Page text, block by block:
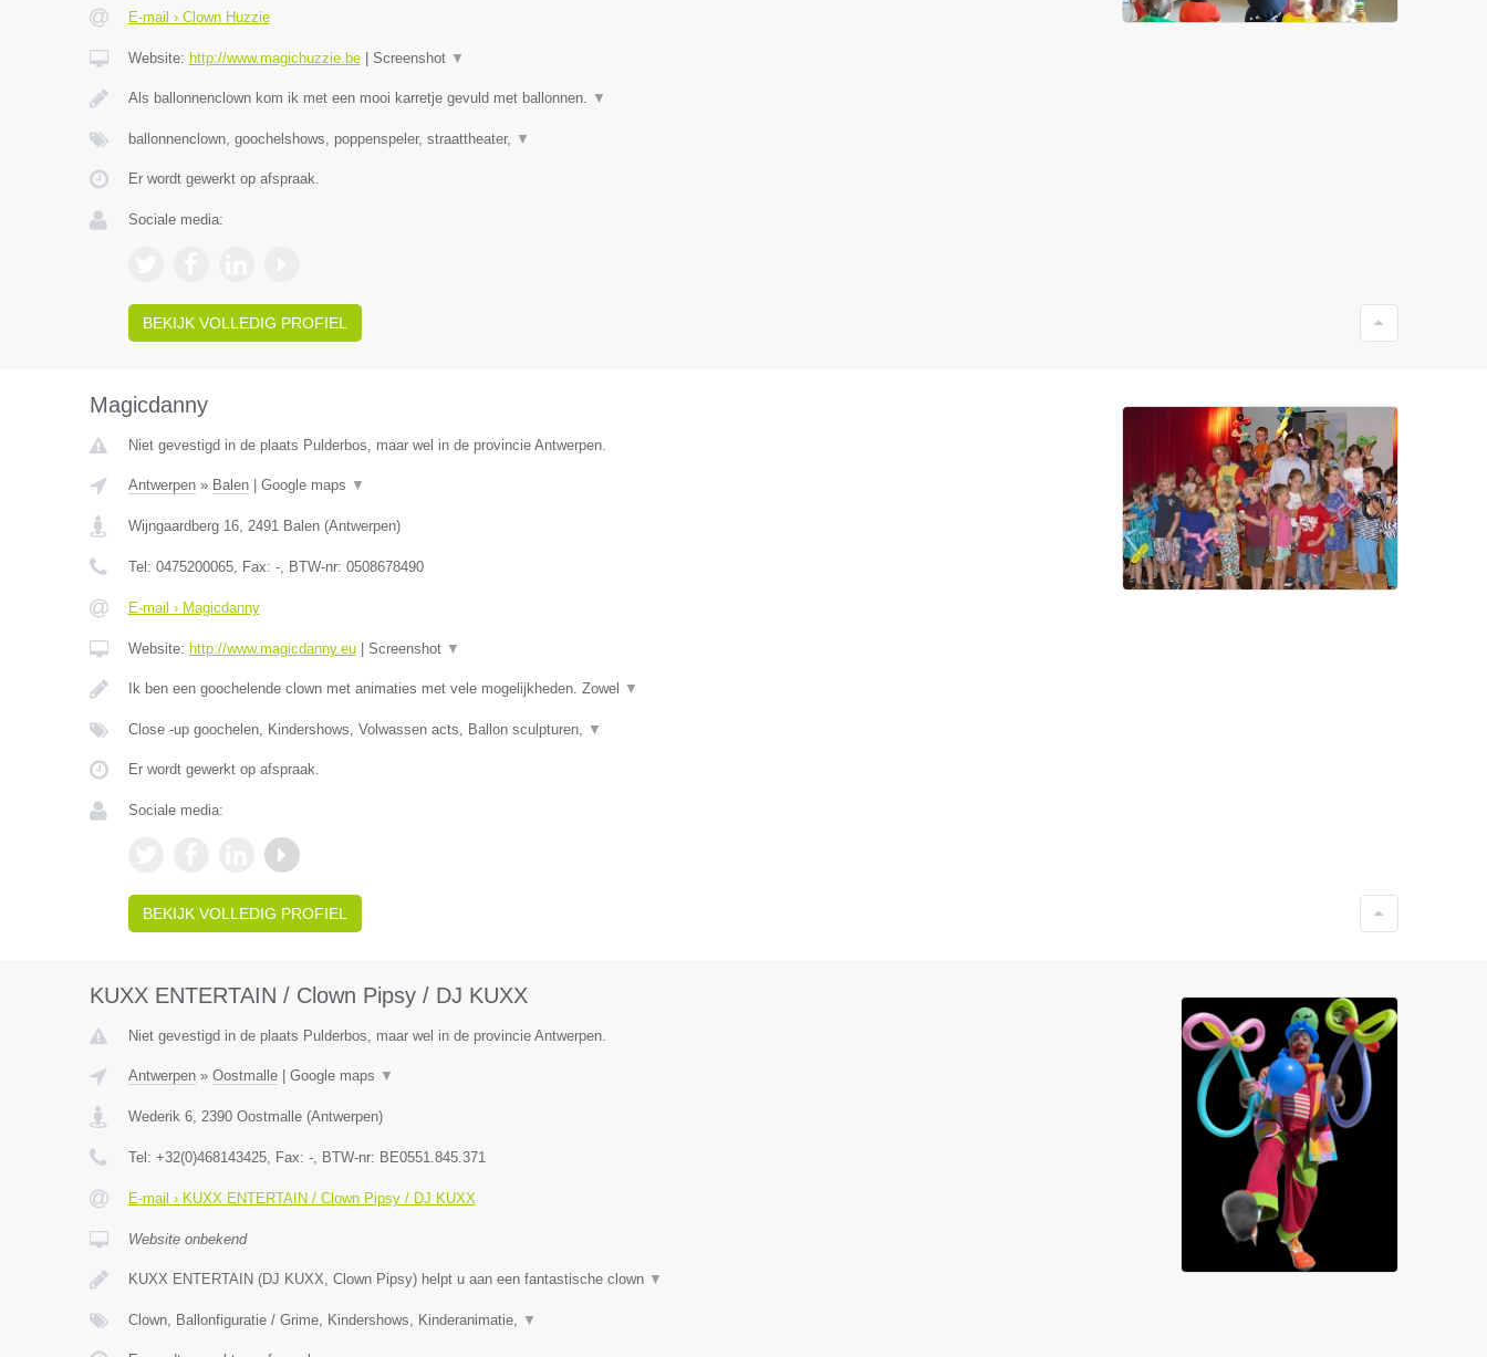
E-mail › Clown Huzzie
Website: http://www.magichuzzie.be| Screenshot ▼
Als ballonnenclown kom ik met een mooi karretje gevuld met ballonnen. ▼
ballonnenclown, goochelshows, poppenspeler, straattheater, ▼
Er wordt gewerkt op afspraak.
Sociale media:
BEKIJK VOLLEDIG PROFIEL
Magicdanny
Niet gevestigd in de plaats Pulderbos, maar wel in de provincie Antwerpen.
Antwerpen» Balen| Google maps ▼
Wijngaardberg 16, 2491 Balen(Antwerpen)
Tel: 0475200065, Fax: -, BTW-nr: 0508678490
E-mail › Magicdanny
Website: http://www.magicdanny.eu| Screenshot ▼
Ik ben een goochelende clown met animaties met vele mogelijkheden. Zowel ▼
Close -up goochelen, Kindershows, Volwassen acts, Ballon sculpturen, ▼
Er wordt gewerkt op afspraak.
Sociale media:
BEKIJK VOLLEDIG PROFIEL
KUXX ENTERTAIN / Clown Pipsy / DJ KUXX
Niet gevestigd in de plaats Pulderbos, maar wel in de provincie Antwerpen.
Antwerpen» Oostmalle| Google maps ▼
Wederik 6, 2390 Oostmalle(Antwerpen)
Tel: +32(0)468143425, Fax: -, BTW-nr: BE0551.845.371
E-mail › KUXX ENTERTAIN / Clown Pipsy / DJ KUXX
Website onbekend
KUXX ENTERTAIN (DJ KUXX, Clown Pipsy) helpt u aan een fantastische clown ▼
Clown, Ballonfiguratie / Grime, Kindershows, Kinderanimatie, ▼